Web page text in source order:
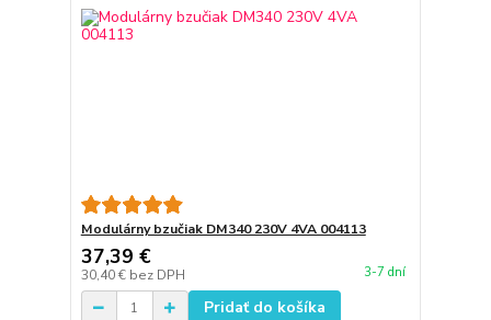
Modulárny bzučiak DM340 230V 4VA 004113
37,39 €
30,40 € bez DPH 3-7 dní
Pridať do košíka